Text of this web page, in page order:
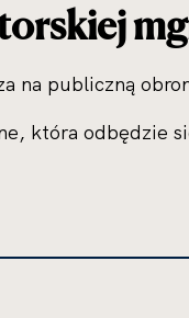
na publiczną
która odbędzie